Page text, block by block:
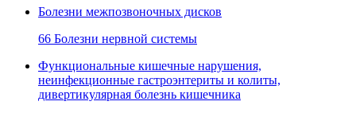
Болезни межпозвоночных дисков
66 Болезни нервной системы
Функциональные кишечные нарушения,
неинфекционные гастроэнтериты и колиты,
дивертикулярная болезнь кишечника